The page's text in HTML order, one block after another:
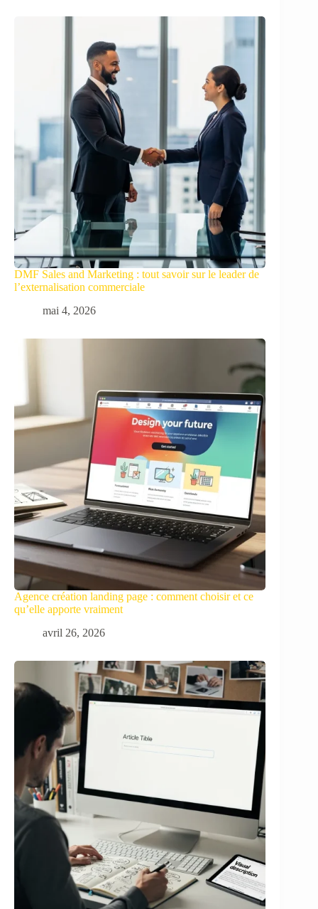
DMF Sales and Marketing : tout savoir sur le leader de
l’externalisation commerciale
mai 4, 2026
Agence création landing page : comment choisir et ce
qu’elle apporte vraiment
avril 26, 2026